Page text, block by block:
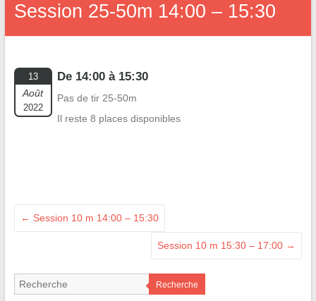
Session 25-50m 14:00 – 15:30
13
Août
2022
De 14:00 à 15:30
Pas de tir 25-50m
Il reste 8 places disponibles
← Session 10 m 14:00 – 15:30
Session 10 m 15:30 – 17:00 →
Recherche